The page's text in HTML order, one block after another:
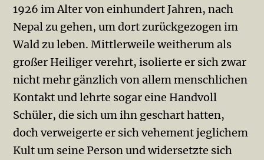
1926 im Alter von einhundert Jahren, nach
Nepal zu gehen, um dort zurückgezogen im
Wald zu leben. Mittlerweile weitherum als
großer Heiliger verehrt, isolierte er sich zwar
nicht mehr gänzlich von allem menschlichen
Kontakt und lehrte sogar eine Handvoll
Schüler, die sich um ihn geschart hatten,
doch verweigerte er sich vehement jeglichem
Kult um seine Person und widersetzte sich